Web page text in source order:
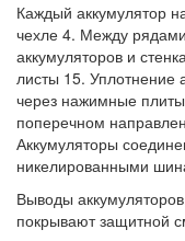
Каждый аккумулятор
чехле 4. Между
аккумуляторов и
листы 15. Уплотнение
через нажимные
поперечном
Аккумуляторы
никелированными
Выводы
покрывают защитной